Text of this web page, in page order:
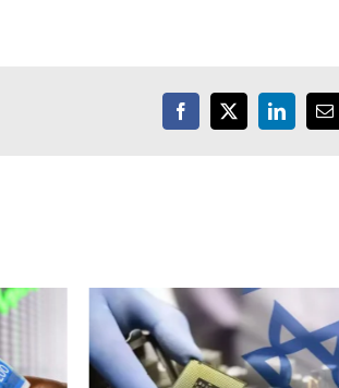
Facebook
X LinkedIn